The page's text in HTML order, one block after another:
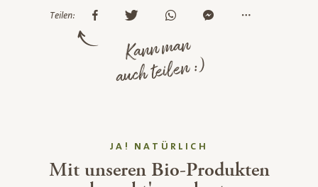
Teilen:
Kann man
auch teilen :)
JA! NATÜRLICH
Mit unseren Bio-Produkten